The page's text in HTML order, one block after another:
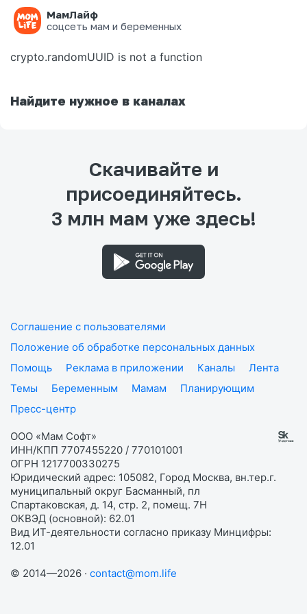
МамЛайф
соцсеть мам и беременных
Ошибка на странице
crypto.randomUUID is not a function
Найдите нужное в каналах
Скачивайте и
присоединяйтесь.
3 млн мам уже здесь!
Соглашение с пользователями
Положение об обработке персональных данных
Помощь
Реклама в приложении Каналы
Лента
Темы
Беременным Мамам
Планирующим
Пресс-центр
ООО «Мам Софт»
ИНН/КПП 7707455220 / 770101001
ОГРН 1217700330275
Юридический адрес: 105082, Город Москва, вн.тер.г.
муниципальный округ Басманный, пл
Спартаковская, д. 14, стр. 2, помещ. 7Н
ОКВЭД (основной): 62.01
Вид ИТ-деятельности согласно приказу Минцифры:
12.01
© 2014—2026 · contact@mom.life